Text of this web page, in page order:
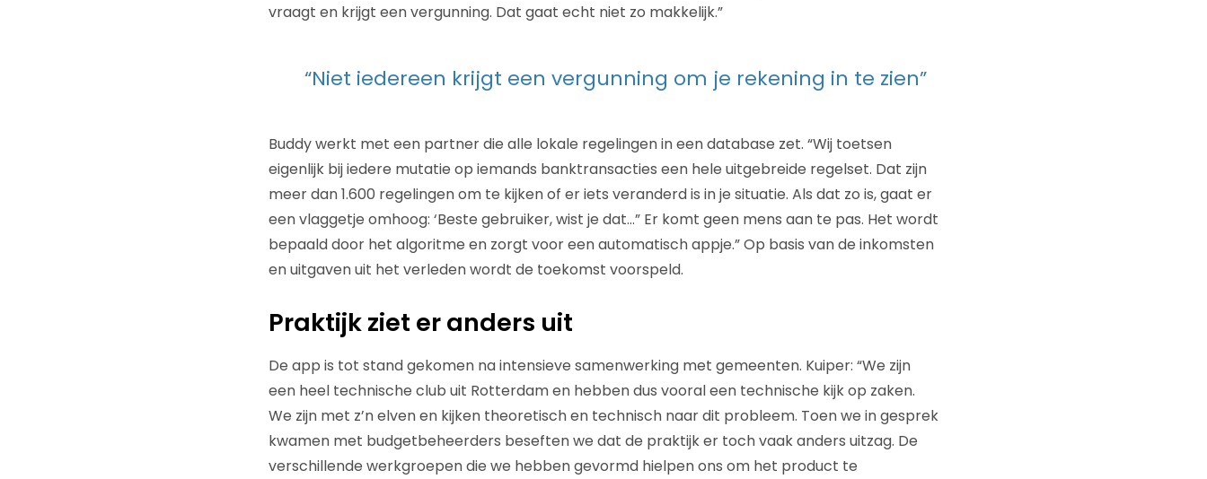
vraagt en krijgt een vergunning. Dat gaat echt niet zo makkelijk.”
“Niet iedereen krijgt een vergunning om je rekening in te zien”
Buddy werkt met een partner die alle lokale regelingen in een database zet. “Wij toetsen
eigenlijk bij iedere mutatie op iemands banktransacties een hele uitgebreide regelset. Dat zijn
meer dan 1.600 regelingen om te kijken of er iets veranderd is in je situatie. Als dat zo is, gaat er
een vlaggetje omhoog: ‘Beste gebruiker, wist je dat…” Er komt geen mens aan te pas. Het wordt
bepaald door het algoritme en zorgt voor een automatisch appje.” Op basis van de inkomsten
en uitgaven uit het verleden wordt de toekomst voorspeld.
Praktijk ziet er anders uit
De app is tot stand gekomen na intensieve samenwerking met gemeenten. Kuiper: “We zijn
een heel technische club uit Rotterdam en hebben dus vooral een technische kijk op zaken.
We zijn met z’n elven en kijken theoretisch en technisch naar dit probleem. Toen we in gesprek
kwamen met budgetbeheerders beseften we dat de praktijk er toch vaak anders uitzag. De
verschillende werkgroepen die we hebben gevormd hielpen ons om het product te